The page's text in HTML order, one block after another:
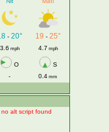
- 20° 19 - 25°
3.6 mph 4.7 mph
O
S
- 0.4 mm
alt script found